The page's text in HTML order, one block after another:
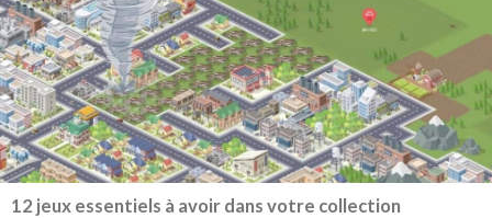
12 jeux essentiels à avoir dans votre collection